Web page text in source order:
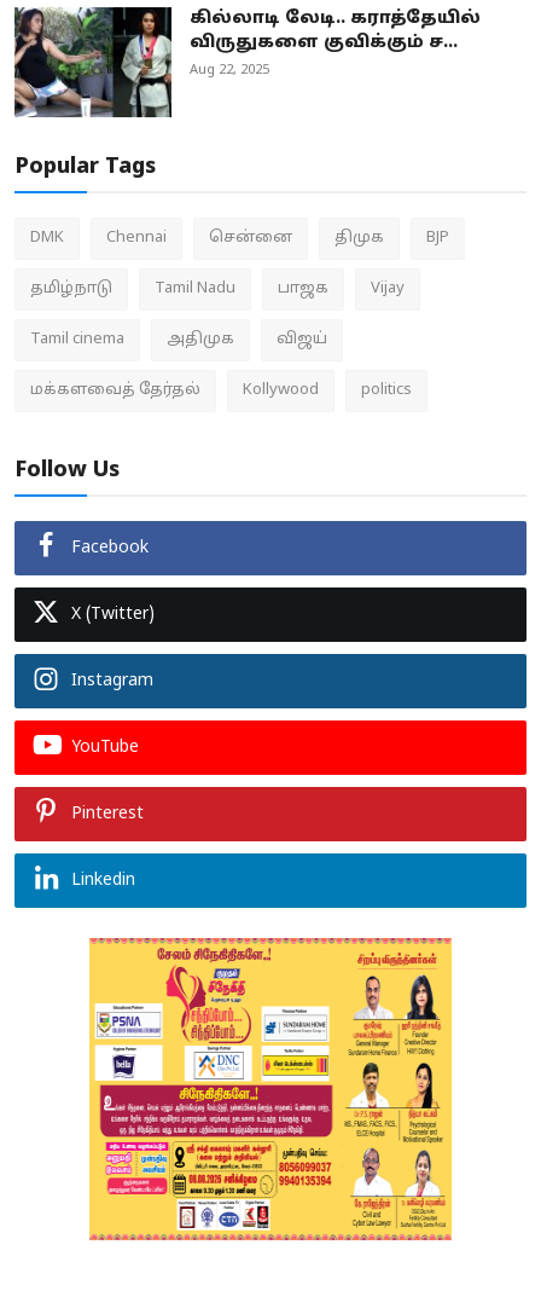
கில்லாடி லேடி.. கராத்தேயில்
விருதுகளை குவிக்கும் ச...
Aug 22, 2025
Popular Tags
DMK Chennai சென்னை திமுக BJP
தமிழ்நாடு Tamil Nadu பாஜக Vijay
Tamil cinema அதிமுக விஜய்
மக்களவைத் தேர்தல் Kollywood politics
Follow Us
Facebook
X (Twitter)
Instagram
YouTube
Pinterest
Linkedin